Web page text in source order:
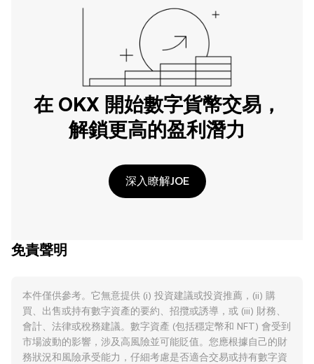
在 OKX 開始數字貨幣交易，
解鎖更高的盈利潛力
深入瞭解JOE
免責聲明
本件僅供參考。它無意提供 (i) 投資建議或投資推薦，(ii) 購
買、出售或持有數字資產的要約、招攬或誘導，或 (iii) 財務、
會計、法律或稅務建議。數字資產 (包括穩定幣和 NFT) 會受到
市場波動的影響，涉及高風險並可能貶值。您應根據自己的財
務狀況和風險承受能力，仔細考慮是否適合交易或持有數字資